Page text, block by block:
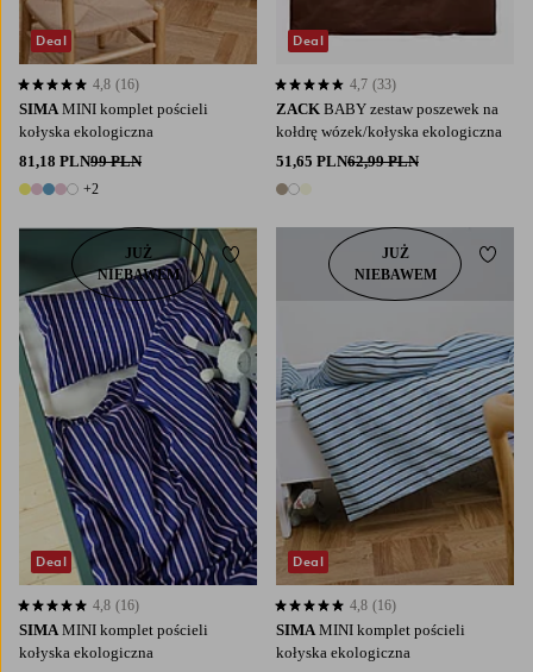
SIMA MINI komplet pościeli
kołyska ekologiczna
81,18 PLN99 PLN
7 kolory
+2
4,8 opierając się na 16 ocenach
4,8 (16)
Deal
ZACK BABY zestaw poszewek na
kołdrę wózek/kołyska ekologiczna
51,65 PLN62,99 PLN
3 kolory
4,7 opierając się na 33 ocenach
4,7 (33)
Deal
SIMA MINI komplet pościeli
kołyska ekologiczna
4,8 opierając się na 16 ocenach
4,8 (16)
JUŻ
NIEBAWEM
Deal
Dodaj do ulubionych
SIMA MINI komplet pościeli
kołyska ekologiczna
4,8 opierając się na 16 ocenach
4,8 (16)
JUŻ
NIEBAWEM
Deal